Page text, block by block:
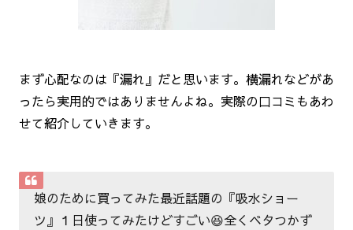
まず心配なのは『漏れ』だと思います。横漏れなどがあ
ったら実用的ではありませんよね。実際の口コミもあわ
せて紹介していきます。
娘のために買ってみた最近話題の『吸水ショー
ツ』１日使ってみたけどすごい😆全くベタつかず